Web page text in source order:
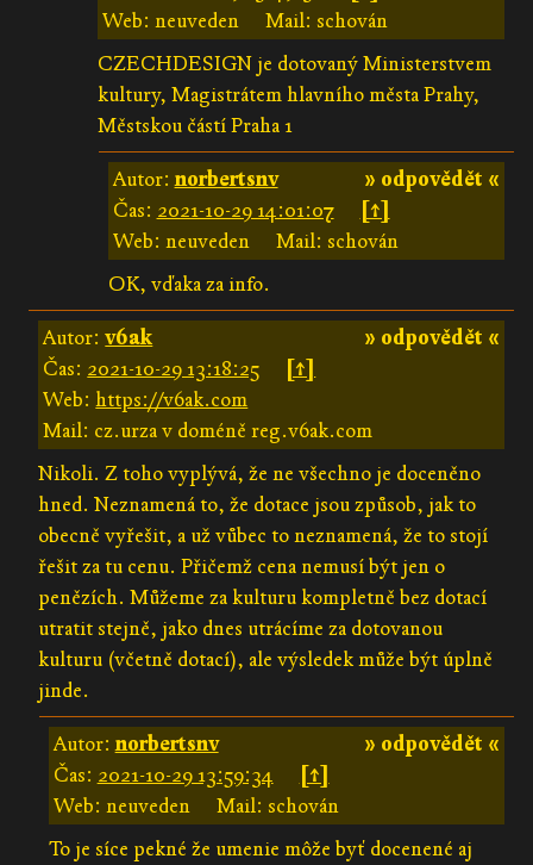
Web: neuveden
Mail: schován
CZECHDESIGN je dotovaný Ministerstvem
kultury, Magistrátem hlavního města Prahy,
Městskou částí Praha 1
» odpovědět «
Autor:norbertsnv
Čas: 2021-10-29 14:01:07
[↑]
Web: neuveden
Mail: schován
OK, vďaka za info.
» odpovědět «
Autor:v6ak
Čas: 2021-10-29 13:18:25
[↑]
Web:https://v6ak.com
Mail: cz.urza v doméně reg.v6ak.com
Nikoli. Z toho vyplývá, že ne všechno je doceněno
hned. Neznamená to, že dotace jsou způsob, jak to
obecně vyřešit, a už vůbec to neznamená, že to stojí
řešit za tu cenu. Přičemž cena nemusí být jen o
penězích. Můžeme za kulturu kompletně bez dotací
utratit stejně, jako dnes utrácíme za dotovanou
kulturu (včetně dotací), ale výsledek může být úplně
jinde.
» odpovědět «
Autor:norbertsnv
Čas: 2021-10-29 13:59:34
[↑]
Web: neuveden
Mail: schován
To je síce pekné že umenie môže byť docenené aj